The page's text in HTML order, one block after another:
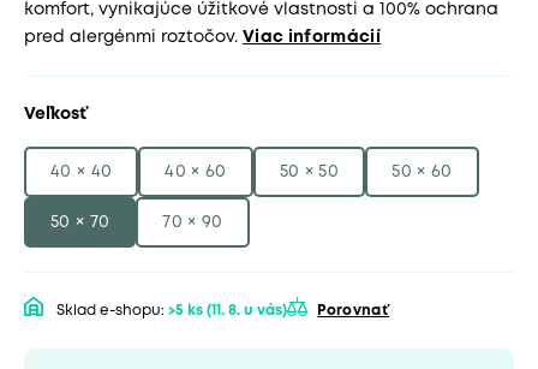
komfort, vynikajúce úžitkové vlastnosti a 100% ochrana
pred alergénmi roztočov. Viac informácií
Veľkosť
40 × 40 40 × 60 50 × 50 50 × 60
50 × 70 70 × 90
Sklad e-shopu: >5 ks (11. 8. u vás) Porovnať